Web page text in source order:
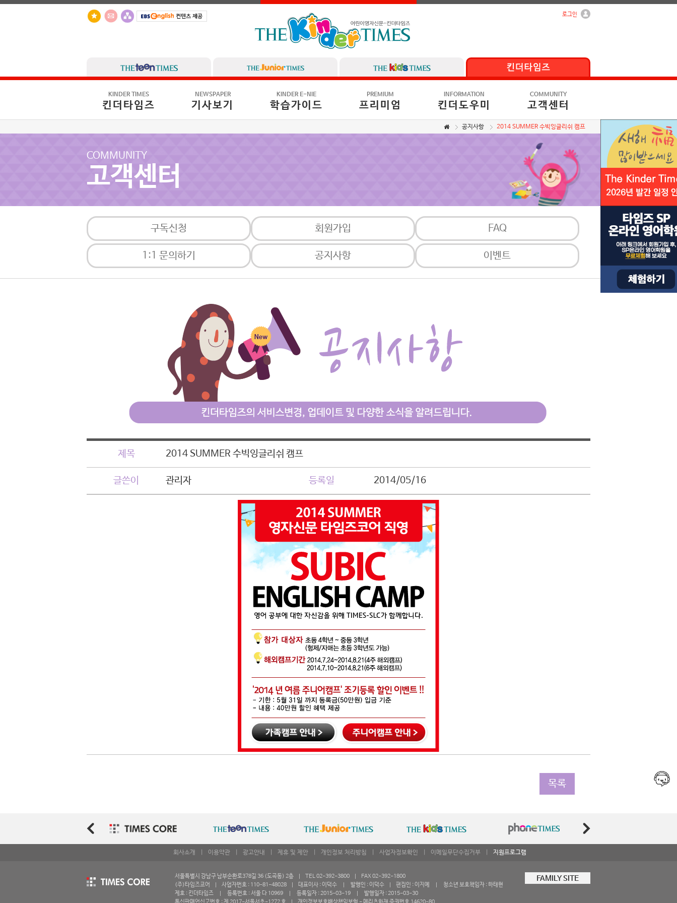
로그인
KINDER TIMES
킨더타임즈
NEWSPAPER
기사보기
KINDER E-NIE
학습가이드
PREMIUM
프리미엄
INFORMATION
킨더도우미
COMMUNITY
고객센터
2014 SUMMER 수빅잉글리쉬 캠프
공지사항
COMMUNITY
고객센터
구독신청 회원가입 FAQ
1:1 문의하기 공지사항 이벤트
제목 2014 SUMMER 수빅잉글리쉬 캠프
글쓴이 관리자 등록일 2014/05/16
목록
회사소개 이용약관 광고안내 제휴 및 제안 개인정보 처리방침 사업자정보확인 이메일무단수집거부 지원프로그램
서울특별시 강남구 남부순환로378길 36 (도곡동) 2층 | TEL 02-392-3800 | FAX 02-392-1800
(주)타임즈코어 | 사업자번호 : 110-81-48028 | 대표이사 : 이덕수 | 발행인 : 이덕수 | 편집인 : 이지예 | 청소년 보호책임자 : 하태현
제호 : 킨더타임즈 | 등록번호 : 서울 다 10969 | 등록일자 : 2015-03-19 | 발행일자 : 2015-03-30
FAMILY SITE